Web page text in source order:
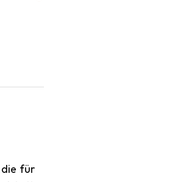
die für